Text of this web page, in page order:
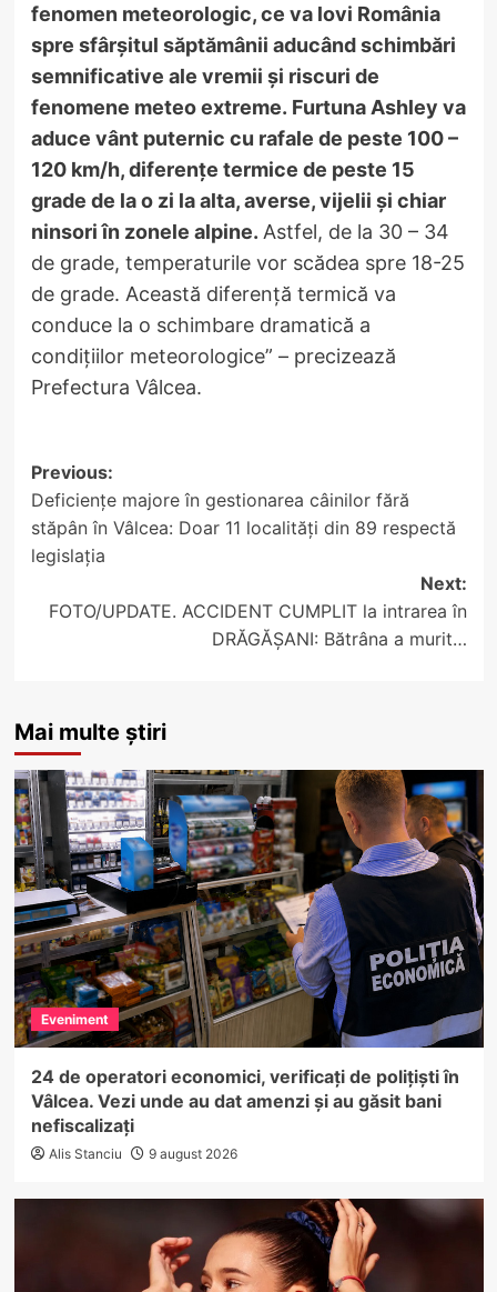
fenomen meteorologic, ce va lovi România
spre sfârșitul săptămânii aducând schimbări
semnificative ale vremii și riscuri de
fenomene meteo extreme. Furtuna Ashley va
aduce vânt puternic cu rafale de peste 100 –
120 km/h, diferențe termice de peste 15
grade de la o zi la alta, averse, vijelii și chiar
ninsori în zonele alpine. Astfel, de la 30 – 34
de grade, temperaturile vor scădea spre 18-25
de grade. Această diferență termică va
conduce la o schimbare dramatică a
condițiilor meteorologice” – precizează
Prefectura Vâlcea.
Post
navigation
Previous:
Deficiențe majore în gestionarea câinilor fără
stăpân în Vâlcea: Doar 11 localități din 89 respectă
legislația
Next:
FOTO/UPDATE. ACCIDENT CUMPLIT la intrarea în
DRĂGĂȘANI: Bătrâna a murit…
Mai multe știri
Eveniment
24 de operatori economici, verificați de polițiști în
Vâlcea. Vezi unde au dat amenzi și au găsit bani
nefiscalizați
Alis Stanciu 9 august 2026